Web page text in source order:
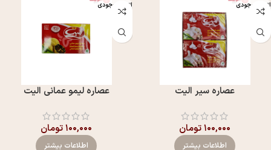
اتمام موجودی
عصاره سیر الیت
۱۰۰,۰۰۰تومان
اطلاعات بیشتر
اتمام موجودی
عصاره لیمو عمانی الیت
۱۰۰,۰۰۰تومان
اطلاعات بیشتر